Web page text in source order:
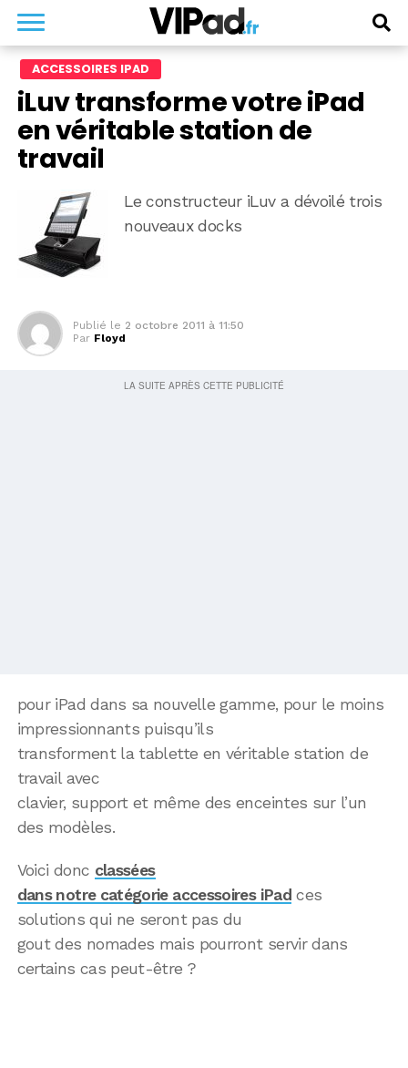
ACCESSOIRES IPAD
iLuv transforme votre iPad
en véritable station de
travail
Le constructeur iLuv a dévoilé trois
nouveaux docks
Publié le 2 octobre 2011 à 11:50
Par Floyd
pour iPad dans sa nouvelle gamme, pour le moins
impressionnants puisqu’ils
transforment la tablette en véritable station de
travail avec
clavier, support et même des enceintes sur l’un
des modèles.
Voici donc classées
dans notre catégorie accessoires iPadces
solutions qui ne seront pas du
gout des nomades mais pourront servir dans
certains cas peut-être ?